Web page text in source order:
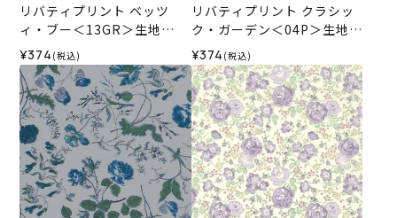
リバティプリント ベッツ
ィ・ブー＜13GR＞生地
（ホビーラホビーレオリジ
ナル）2026SS
¥374 (税込)
リバティプリント クラシッ
ク・ガーデン＜04P＞生地
（ホビーラホビーレオリジ
ナル）2026SS
¥374 (税込)